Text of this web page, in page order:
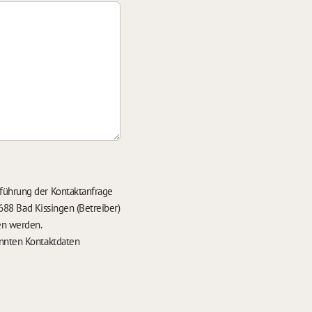
der Kontaktanfrage
Bad Kissingen (Betreiber)
werden.
Kontaktdaten